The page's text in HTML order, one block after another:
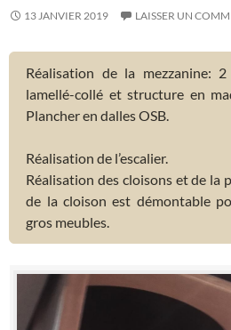
13 JANVIER 2019 LAISSER UN
Réalisation de la mezzanine:
lamellé-collé et structure en
Plancher en dalles OSB.
Réalisation de l’escalier.
Réalisation des cloisons et de la
de la cloison est démontable
gros meubles.